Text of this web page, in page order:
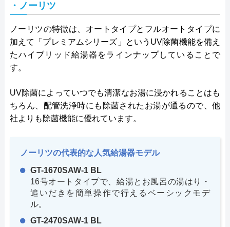
・ノーリツ
ノーリツの特徴は、オートタイプとフルオートタイプに
加えて「プレミアムシリーズ」というUV除菌機能を備え
たハイブリッド給湯器をラインナップしていることで
す。
UV除菌によっていつでも清潔なお湯に浸かれることはも
ちろん、配管洗浄時にも除菌されたお湯が通るので、他
社よりも除菌機能に優れています。
ノーリツの代表的な人気給湯器モデル
GT-1670SAW-1 BL
16号オートタイプで、給湯とお風呂の湯はり・
追いだきを簡単操作で行えるベーシックモデ
ル。
GT-2470SAW-1 BL